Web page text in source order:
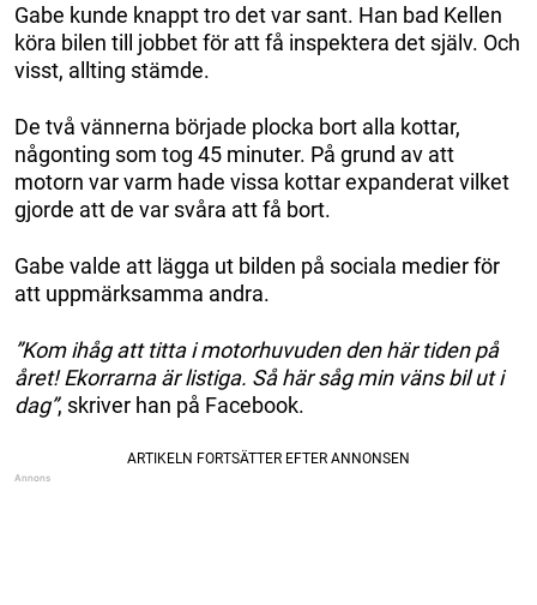
Gabe kunde knappt tro det var sant. Han bad Kellen
köra bilen till jobbet för att få inspektera det själv. Och
visst, allting stämde.
De två vännerna började plocka bort alla kottar,
någonting som tog 45 minuter. På grund av att
motorn var varm hade vissa kottar expanderat vilket
gjorde att de var svåra att få bort.
Gabe valde att lägga ut bilden på sociala medier för
att uppmärksamma andra.
”Kom ihåg att titta i motorhuvuden den här tiden på
året! Ekorrarna är listiga. Så här såg min väns bil ut i
dag”, skriver han på Facebook.